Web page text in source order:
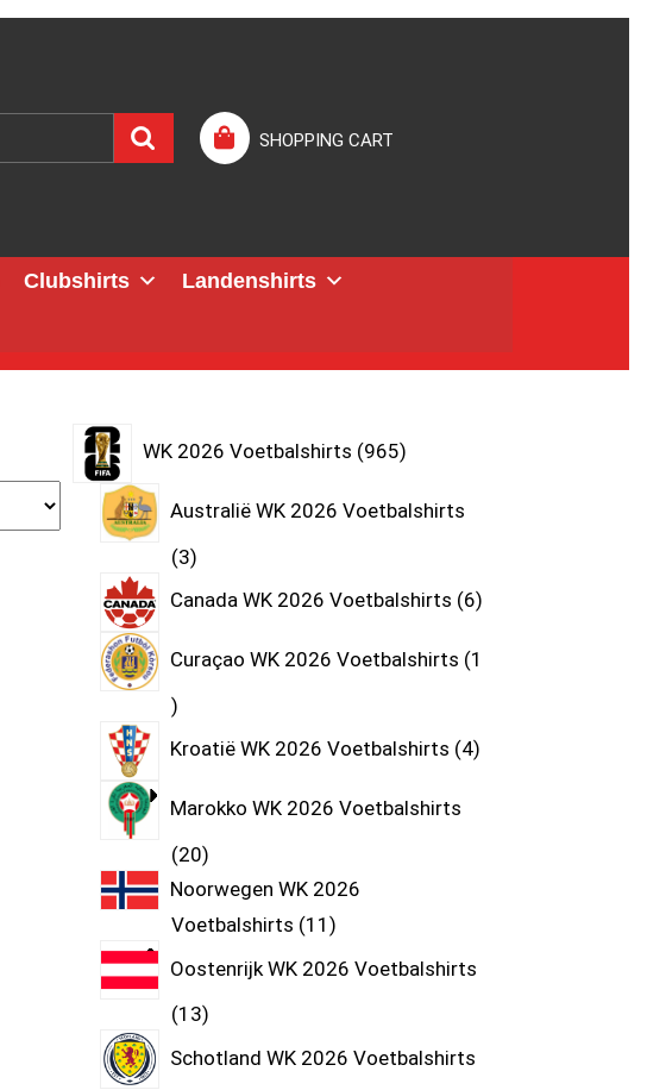
SHOPPING CART
Clubshirts
Landenshirts
WK 2026 Voetbalshirts 965
Australië WK 2026 Voetbalshirts
3
Canada WK 2026 Voetbalshirts 6
Curaçao WK 2026 Voetbalshirts 1
Kroatië WK 2026 Voetbalshirts 4
Marokko WK 2026 Voetbalshirts
20
Noorwegen WK 2026
Voetbalshirts 11
Oostenrijk WK 2026 Voetbalshirts
13
Schotland WK 2026 Voetbalshirts